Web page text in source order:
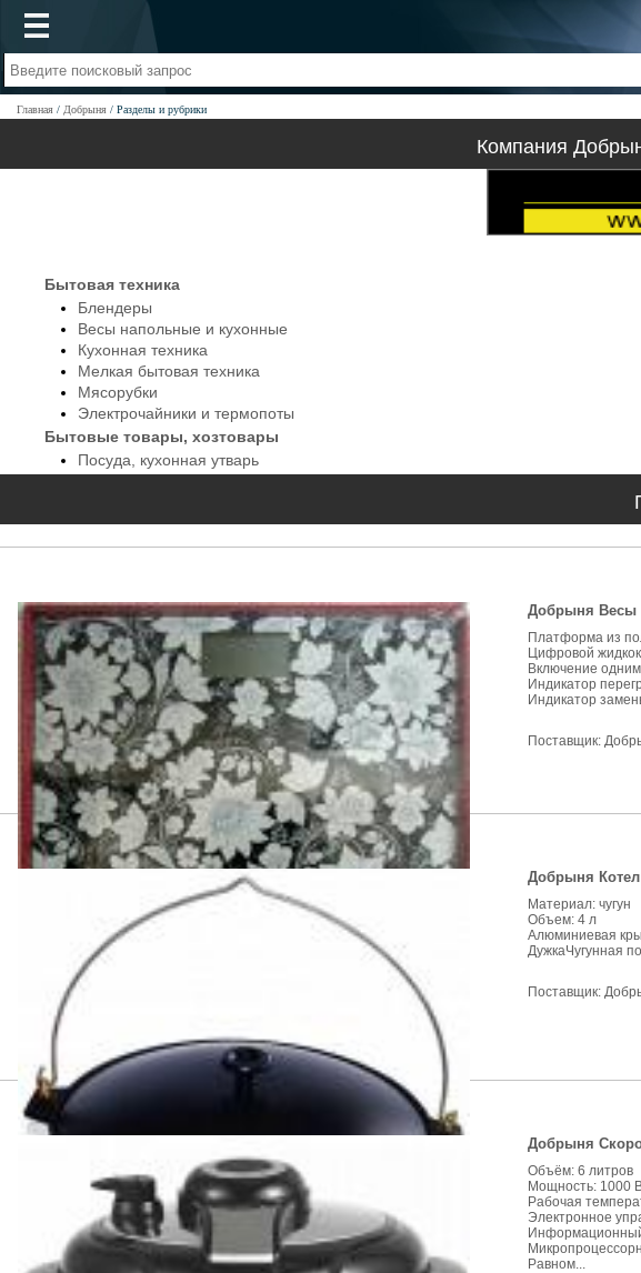
Главная Добрыня Разделы и рубрики
Компания
Бытовая техника
Блендеры
Весы напольные и кухонные
Кухонная техника
Мелкая бытовая техника
Мясорубки
Электрочайники и термопоты
Бытовые товары, хозтовары
Посуда, кухонная утварь
Добрыня Весы
Платформа из
Цифровой
Включение
Индикатор
Индикатор
Поставщик:
Добрыня Котел
Материал: чугун
Объем: 4 л
Алюминиевая
ДужкаЧугунная
Поставщик:
Добрыня
Объём: 6 литров
Мощность: 1000
Рабочая
Электронное
Равном...